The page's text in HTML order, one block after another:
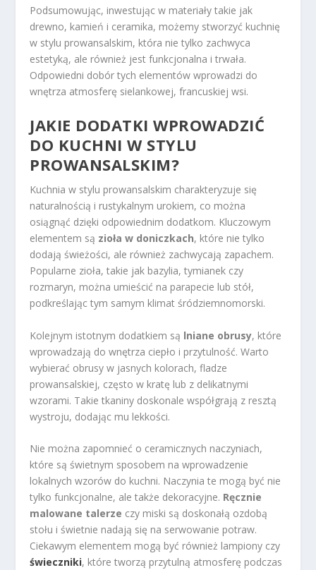
Podsumowując, inwestując w materiały takie jak
drewno, kamień i ceramika, możemy stworzyć kuchnię
w stylu prowansalskim, która nie tylko zachwyca
estetyką, ale również jest funkcjonalna i trwała.
Odpowiedni dobór tych elementów wprowadzi do
wnętrza atmosferę sielankowej, francuskiej wsi.
JAKIE DODATKI WPROWADZIĆ
DO KUCHNI W STYLU
PROWANSALSKIM?
Kuchnia w stylu prowansalskim charakteryzuje się
naturalnością i rustykalnym urokiem, co można
osiągnąć dzięki odpowiednim dodatkom. Kluczowym
elementem są zioła w doniczkach, które nie tylko
dodają świeżości, ale również zachwycają zapachem.
Popularne zioła, takie jak bazylia, tymianek czy
rozmaryn, można umieścić na parapecie lub stół,
podkreślając tym samym klimat śródziemnomorski.
Kolejnym istotnym dodatkiem są lniane obrusy, które
wprowadzają do wnętrza ciepło i przytulność. Warto
wybierać obrusy w jasnych kolorach, fladze
prowansalskiej, często w kratę lub z delikatnymi
wzorami. Takie tkaniny doskonale współgrają z resztą
wystroju, dodając mu lekkości.
Nie można zapomnieć o ceramicznych naczyniach,
które są świetnym sposobem na wprowadzenie
lokalnych wzorów do kuchni. Naczynia te mogą być nie
tylko funkcjonalne, ale także dekoracyjne. Ręcznie
malowane talerze czy miski są doskonałą ozdobą
stołu i świetnie nadają się na serwowanie potraw.
Ciekawym elementem mogą być również lampiony czy
świeczniki, które tworzą przytulną atmosferę podczas